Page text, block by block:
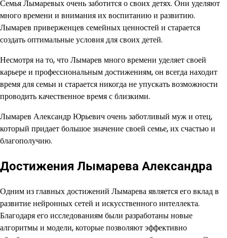
Семья Лымаревых очень заботится о своих детях. Они уделяют
много времени и внимания их воспитанию и развитию.
Лымарев приверженцев семейных ценностей и старается
создать оптимальные условия для своих детей.
Несмотря на то, что Лымарев много времени уделяет своей
карьере и профессиональным достижениям, он всегда находит
время для семьи и старается никогда не упускать возможности
проводить качественное время с близкими.
Лымарев Александр Юрьевич очень заботливый муж и отец,
который придает большое значение своей семье, их счастью и
благополучию.
Достижения Лымарева Александра
Одним из главных достижений Лымарева является его вклад в
развитие нейронных сетей и искусственного интеллекта.
Благодаря его исследованиям были разработаны новые
алгоритмы и модели, которые позволяют эффективно